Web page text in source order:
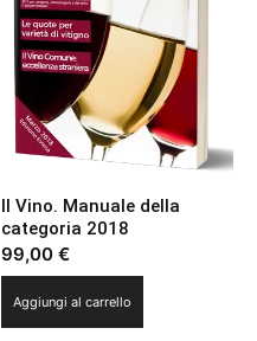
Il Vino. Manuale della
categoria 2018
99,00€
Aggiungi al carrello